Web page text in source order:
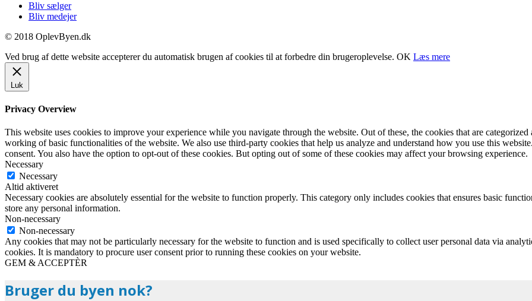
Bliv sælger
Bliv medejer
© 2018 OplevByen.dk
Ved brug af dette website accepterer du automatisk brugen af cookies til at forbedre din brugeroplevelse. OK Læs mere
Luk
Privacy Overview
This website uses cookies to improve your experience while you navigate through the website. Out of these, the cookies that are categorized
working of basic functionalities of the website. We also use third-party cookies that help us analyze and understand how you use this
consent. You also have the option to opt-out of these cookies. But opting out of some of these cookies may affect your browsing experience.
Necessary
Necessary
Altid aktiveret
Necessary cookies are absolutely essential for the website to function properly. This category only includes cookies that ensures basic
store any personal information.
Non-necessary
Non-necessary
Any cookies that may not be particularly necessary for the website to function and is used specifically to collect user personal data via
cookies. It is mandatory to procure user consent prior to running these cookies on your website.
GEM & ACCEPTÈR
Bruger du byen nok?